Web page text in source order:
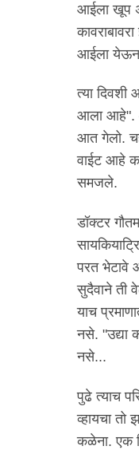
आईला खूप
आईला येऊन
त्या
आला आहे".
आत गेलो.
वाईट आहे
समजले.
डॉक्टर
परत भेटावे
सुदैवाने ती
याच
नसे. "उद्या
नसे...
पुढे त्याच
व्हायचा
कळेना. एक